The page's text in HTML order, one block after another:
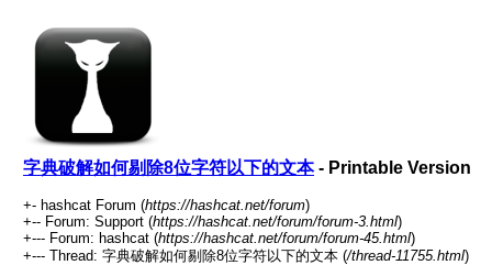
字典破解如何剔除8位字符以下的文本- Printable Version
+- hashcat Forum (https://hashcat.net/forum)
+-- Forum: Support (https://hashcat.net/forum/forum-3.html)
+--- Forum: hashcat (https://hashcat.net/forum/forum-45.html)
+--- Thread: 字典破解如何剔除8位字符以下的文本 (/thread-11755.html)